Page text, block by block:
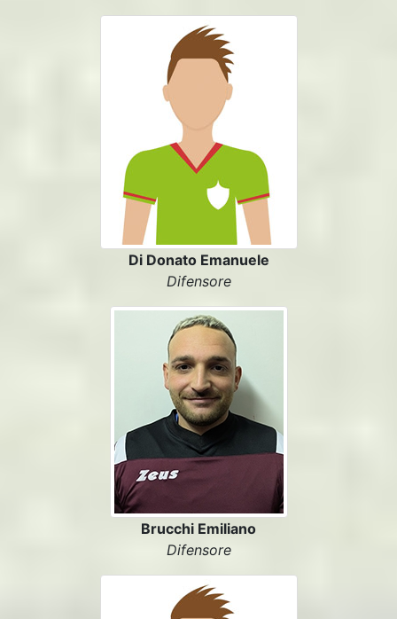
Di Donato Emanuele
Difensore
Brucchi Emiliano
Difensore